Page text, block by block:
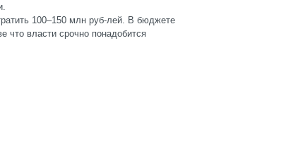
100–150 млн руб-лей. В бюджете
власти срочно понадобится